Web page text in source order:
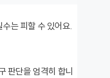
는 피할 수 있어요.
판단을 엄격히 합니